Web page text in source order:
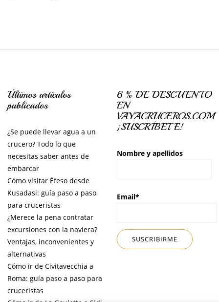
Últimos artículos
publicados
¿Se puede llevar agua a un
crucero? Todo lo que
necesitas saber antes de
embarcar
Cómo visitar Éfeso desde
Kusadasi: guía paso a paso
para cruceristas
¿Merece la pena contratar
excursiones con la naviera?
Ventajas, inconvenientes y
alternativas
Cómo ir de Civitavecchia a
Roma: guía paso a paso para
cruceristas
6 % DE DESCUENTO
EN
VAYACRUCEROS.COM
¡SUSCRÍBETE!
Nombre y apellidos
Email*